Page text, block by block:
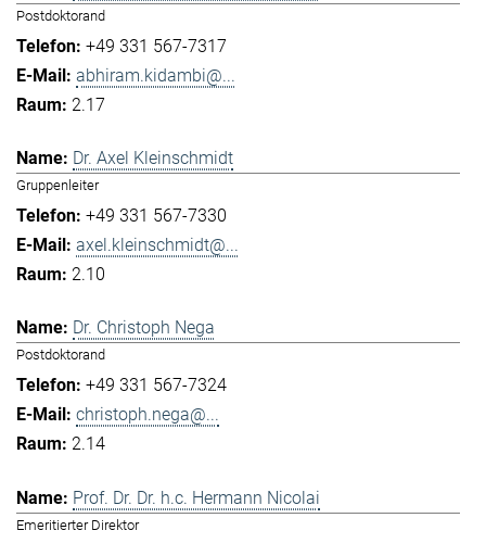
Postdoktorand
+49 331 567-7317
abhiram.kidambi@...
2.17
Dr. Axel Kleinschmidt
Gruppenleiter
+49 331 567-7330
axel.kleinschmidt@...
2.10
Dr. Christoph Nega
Postdoktorand
+49 331 567-7324
christoph.nega@...
2.14
Prof. Dr. Dr. h.c. Hermann Nicolai
Emeritierter Direktor